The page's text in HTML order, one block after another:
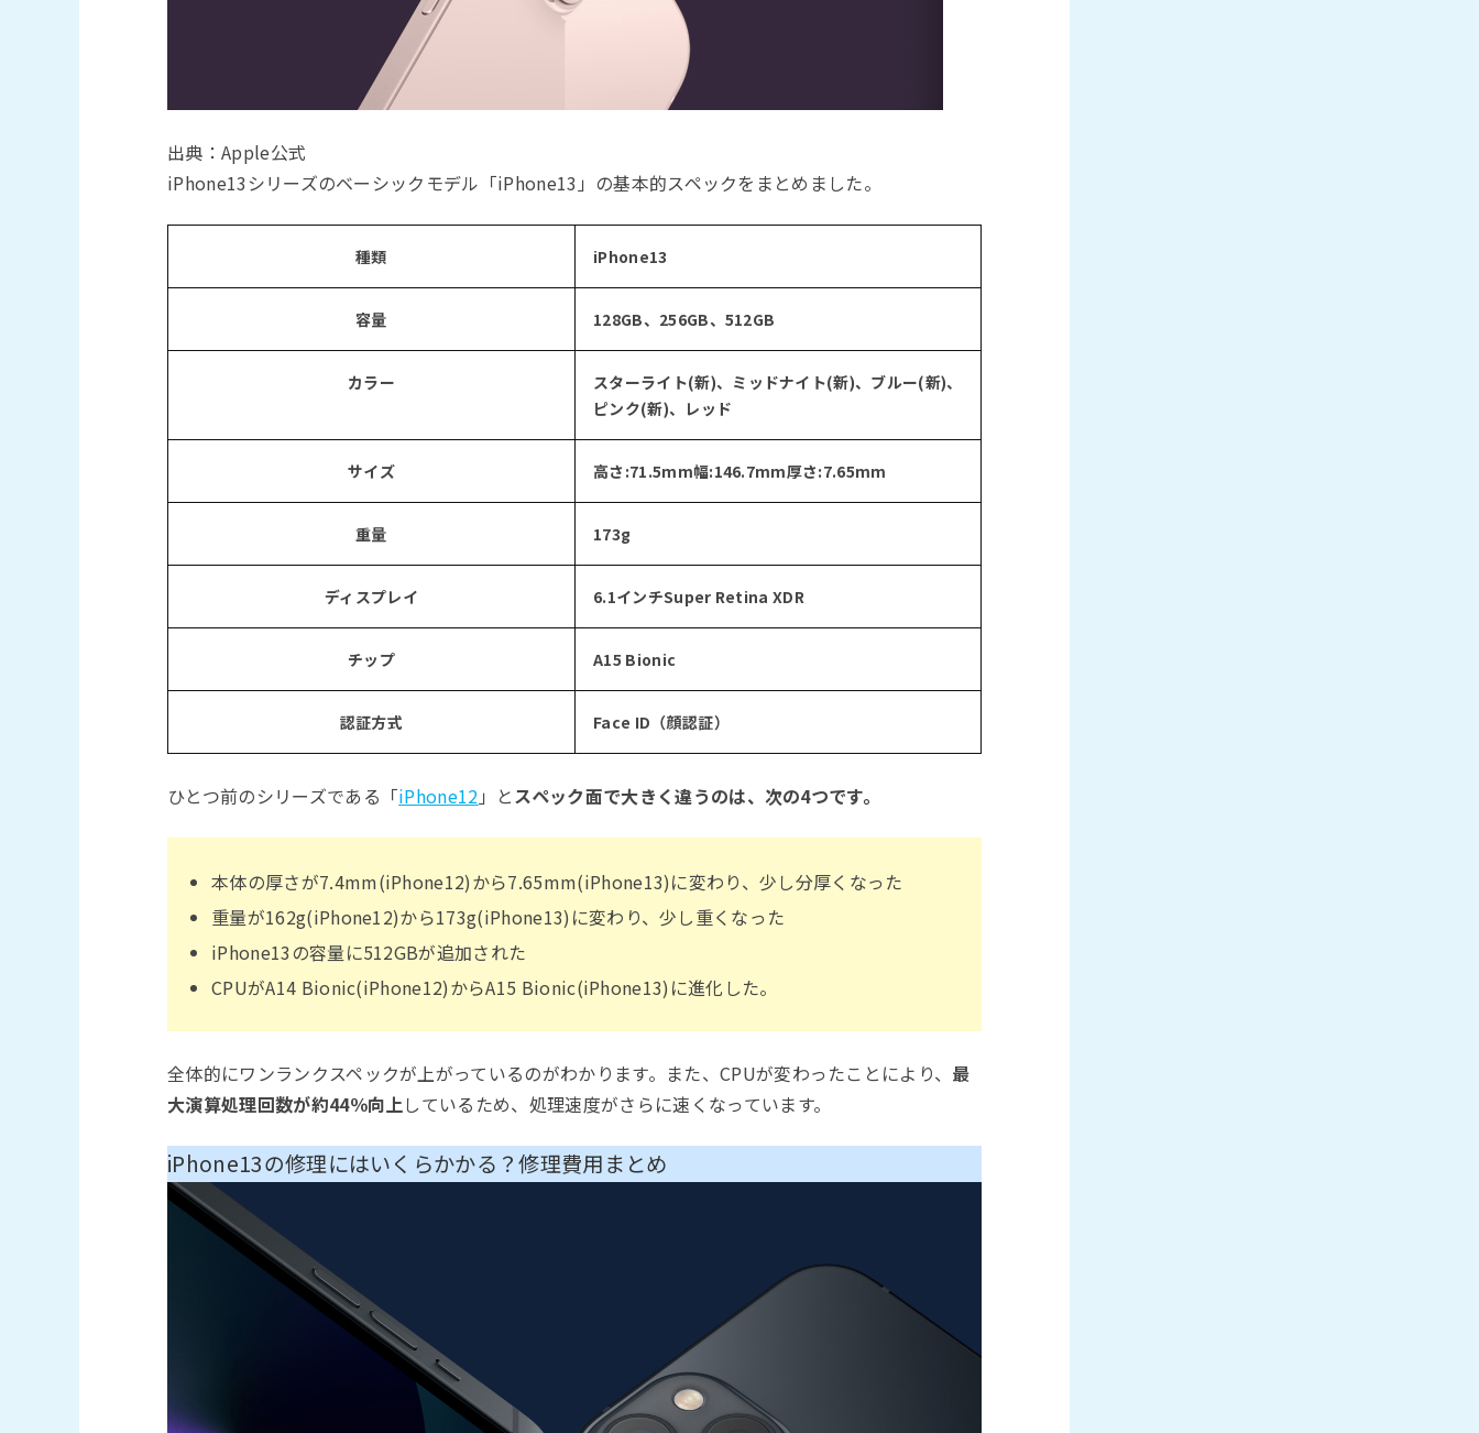
出典：Apple公式
iPhone13シリーズのベーシックモデル「iPhone13」の基本的スペックをまとめました。
種類 iPhone13
容量 128GB、256GB、512GB
カラー
スターライト(新)、ミッドナイト(新)、ブルー(新)、
ピンク(新)、レッド
サイズ 高さ:71.5mm幅:146.7mm厚さ:7.65mm
重量 173g
ディスプレイ 6.1インチSuper Retina XDR
チップ A15 Bionic
認証方式 Face ID（顔認証）
ひとつ前のシリーズである「iPhone12 」とスペック面で大きく違うのは、次の4つです。
本体の厚さが7.4mm(iPhone12)から7.65mm(iPhone13)に変わり、少し分厚くなった
重量が162g(iPhone12)から173g(iPhone13)に変わり、少し重くなった
iPhone13の容量に512GBが追加された
CPUがA14 Bionic(iPhone12)からA15 Bionic(iPhone13)に進化した。
全体的にワンランクスペックが上がっているのがわかります。また、CPUが変わったことにより、 最
大演算処理回数が約44％向上 しているため、処理速度がさらに速くなっています。
iPhone13の修理にはいくらかかる？修理費用まとめ